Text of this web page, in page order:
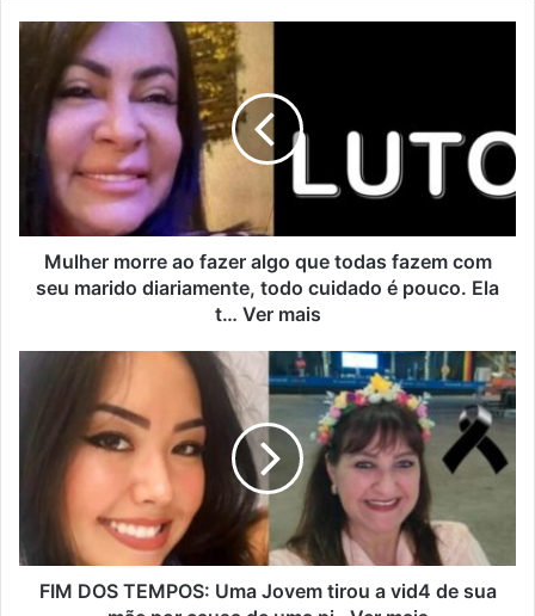
Mulher morre ao fazer algo que todas fazem com
seu marido diariamente, todo cuidado é pouco. Ela
t… Ver mais
FIM DOS TEMPOS: Uma Jovem tirou a vid4 de sua